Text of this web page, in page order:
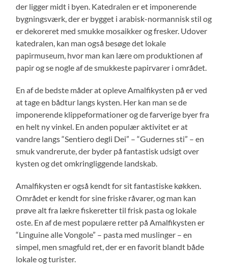
der ligger midt i byen. Katedralen er et imponerende
bygningsværk, der er bygget i arabisk-normannisk stil og
er dekoreret med smukke mosaikker og fresker. Udover
katedralen, kan man også besøge det lokale
papirmuseum, hvor man kan lære om produktionen af
papir og se nogle af de smukkeste papirvarer i området.
En af de bedste måder at opleve Amalfikysten på er ved
at tage en bådtur langs kysten. Her kan man se de
imponerende klippeformationer og de farverige byer fra
en helt ny vinkel. En anden populær aktivitet er at
vandre langs “Sentiero degli Dei” – “Gudernes sti” – en
smuk vandrerute, der byder på fantastisk udsigt over
kysten og det omkringliggende landskab.
Amalfikysten er også kendt for sit fantastiske køkken.
Området er kendt for sine friske råvarer, og man kan
prøve alt fra lækre fiskeretter til frisk pasta og lokale
oste. En af de mest populære retter på Amalfikysten er
“Linguine alle Vongole” – pasta med muslinger – en
simpel, men smagfuld ret, der er en favorit blandt både
lokale og turister.